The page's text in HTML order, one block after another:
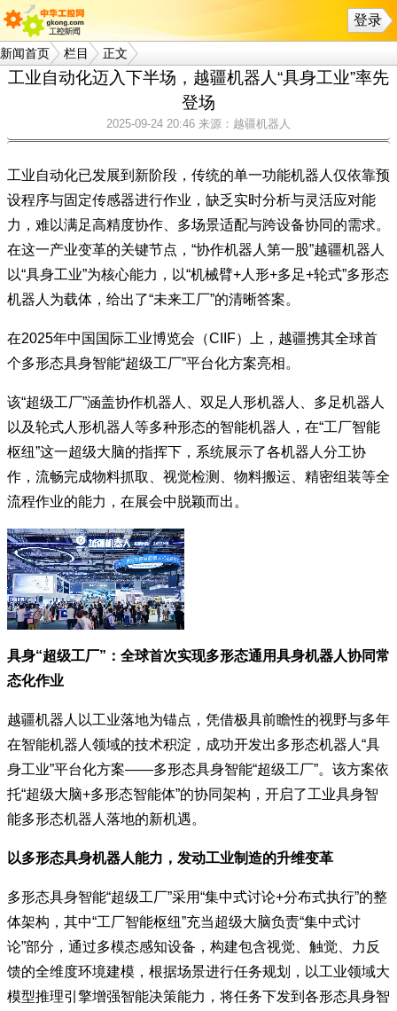
登录
新闻首页 栏目 正文
工业自动化迈入下半场，越疆机器人“具身工业”率先
登场
2025-09-24 20:46 来源：越疆机器人
工业自动化已发展到新阶段，传统的单一功能机器人仅依靠预
设程序与固定传感器进行作业，缺乏实时分析与灵活应对能
力，难以满足高精度协作、多场景适配与跨设备协同的需求。
在这一产业变革的关键节点，“协作机器人第一股”越疆机器人
以“具身工业”为核心能力，以“机械臂+人形+多足+轮式”多形态
机器人为载体，给出了“未来工厂”的清晰答案。
在2025年中国国际工业博览会（CIIF）上，越疆携其全球首
个多形态具身智能“超级工厂”平台化方案亮相。
该“超级工厂”涵盖协作机器人、双足人形机器人、多足机器人
以及轮式人形机器人等多种形态的智能机器人，在“工厂智能
枢纽”这一超级大脑的指挥下，系统展示了各机器人分工协
作，流畅完成物料抓取、视觉检测、物料搬运、精密组装等全
流程作业的能力，在展会中脱颖而出。
具身“超级工厂”：全球首次实现多形态通用具身机器人协同常
态化作业
越疆机器人以工业落地为锚点，凭借极具前瞻性的视野与多年
在智能机器人领域的技术积淀，成功开发出多形态机器人“具
身工业”平台化方案——多形态具身智能“超级工厂”。该方案依
托“超级大脑+多形态智能体”的协同架构，开启了工业具身智
能多形态机器人落地的新机遇。
以多形态具身机器人能力，发动工业制造的升维变革
多形态具身智能“超级工厂”采用“集中式讨论+分布式执行”的整
体架构，其中“工厂智能枢纽”充当超级大脑负责“集中式讨
论”部分，通过多模态感知设备，构建包含视觉、触觉、力反
馈的全维度环境建模，根据场景进行任务规划，以工业领域大
模型推理引擎增强智能决策能力，将任务下发到各形态具身智